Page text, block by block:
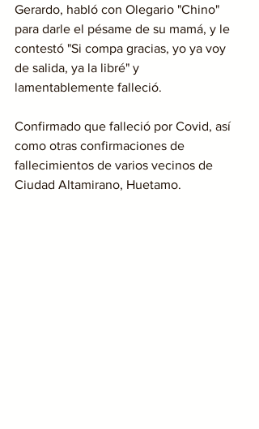
Gerardo, habló con Olegario "Chino"
para darle el pésame de su mamá, y le
contestó "Si compa gracias, yo ya voy
de salida, ya la libré" y
lamentablemente falleció.
Confirmado que falleció por Covid, así
como otras confirmaciones de
fallecimientos de varios vecinos de
Ciudad Altamirano, Huetamo.